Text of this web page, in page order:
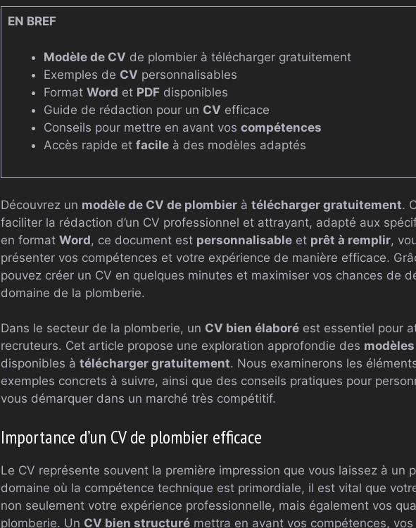
EN BREF
Modèle de CV de plombier à télécharger gratuitement
Exemples de CV personnalisables
Format Word et PDFdisponibles
Guide de rédaction pour un CV efficace
Conseils pour mettre en avant vos compétences
Accès rapide et facileà des modèles adaptés
Découvrez un modèle de CV de plombier à télécharger gratuitement.
faciliter la rédaction d’un CV professionnel et attrayant, adapté aux
en format Word, ce document est personnalisable et prêt à remplir,
présenter vos compétences et votre expérience de manière efficace.
pouvez créer un CV en quelques minutes et maximiser vos chances de
domaine de la plomberie.
Dans le secteur de la plomberie, un CV bien élaboré est essentiel pour
recruteurs. Cet article propose une exploration approfondie des
disponibles à télécharger gratuitement. Nous examinerons les
exemples concrets à suivre, ainsi que des conseils pratiques pour
vous démarquer dans un marché très compétitif.
Importance d’un CV de plombier efficace
Le CV représente souvent la première impression que vous laissez à un
domaine où la compétence technique est primordiale, il est vital que
non seulement votre expérience professionnelle, mais également vos
plomberie. Un CV bien structuré mettra en avant vos compétences,